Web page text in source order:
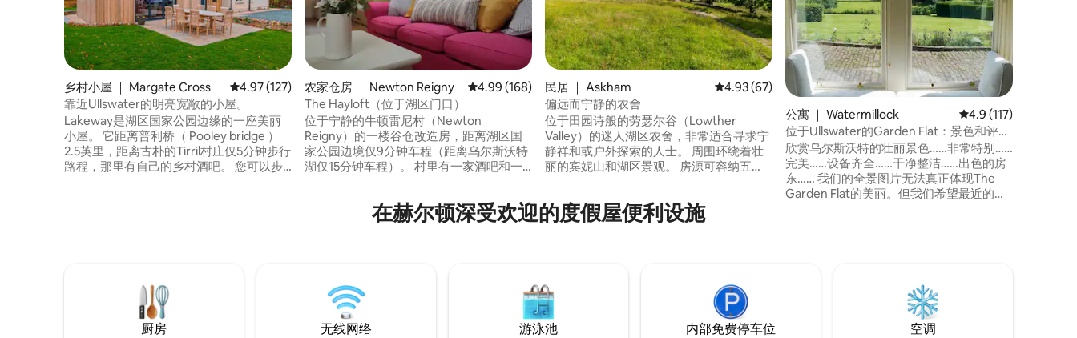
乡村小屋 ｜ Margate Cross 平均评分 4.97 分（满分 5 分），共 127 条评价
4.97 (127)
靠近Ullswater的明亮宽敞的小屋。
Lakeway是湖区国家公园边缘的一座美丽
小屋。 它距离普利桥（ Pooley bridge ）
2.5英里，距离古朴的Tirril村庄仅5分钟步行
路程，那里有自己的乡村酒吧。 您可以步
农家仓房 ｜ Newton Reigny 平均评分 4.99 分（满分 5 分），共 168 条评价
4.99 (168)
The Hayloft（位于湖区门口）
位于宁静的牛顿雷尼村（Newton
Reigny）的一楼谷仓改造房，距离湖区国
家公园边境仅9分钟车程（距离乌尔斯沃特
湖仅15分钟车程）。 村里有一家酒吧和一
车程，那里有各种超市、咖啡馆、餐厅和
民居 ｜ Askham 平均评分 4.93 分（满分 5 分），共 67 条评价
4.93 (67)
偏远而宁静的农舍
位于田园诗般的劳瑟尔谷（Lowther
Valley）的迷人湖区农舍，非常适合寻求宁
静祥和或户外探索的人士。 周围环绕着壮
丽的宾妮山和湖区景观。 房源可容纳五
Common），留意经常经过的雄伟野马。
Loadpot Hill、High Street和Askham Fell
公寓 ｜ Watermillock 平均评分 4.9 分（满
4.9 (117)
位于Ullswater的Garden Flat：景色和评价
都很棒
欣赏乌尔斯沃特的壮丽景色……非常特别……
完美……设备齐全……干净整洁……出色的房
东…… 我们的全景图片无法真正体现The
Garden Flat的美丽。但我们希望最近的评
在赫尔顿深受欢迎的度假屋便利设施
厨房 无线网络 游泳池 内部免费停车位 空调